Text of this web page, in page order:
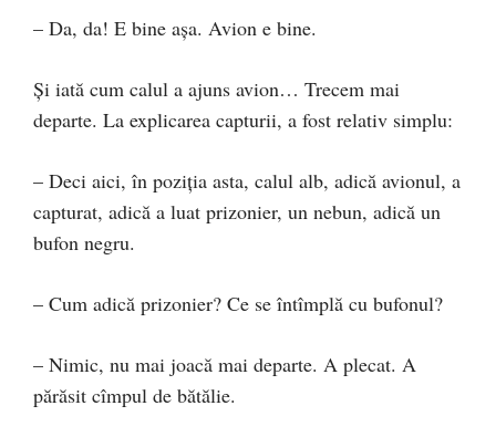
– Da, da! E bine așa. Avion e bine.
Și iată cum calul a ajuns avion… Trecem mai
departe. La explicarea capturii, a fost relativ simplu:
– Deci aici, în poziția asta, calul alb, adică avionul, a
capturat, adică a luat prizonier, un nebun, adică un
bufon negru.
– Cum adică prizonier? Ce se întîmplă cu bufonul?
– Nimic, nu mai joacă mai departe. A plecat. A
părăsit cîmpul de bătălie.